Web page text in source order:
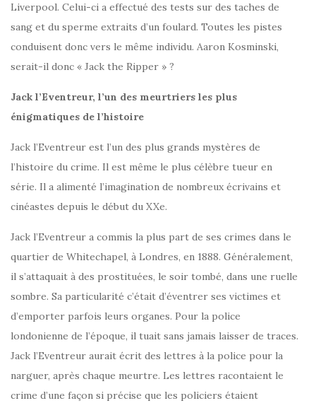
Liverpool. Celui-ci a effectué des tests sur des taches de
sang et du sperme extraits d’un foulard. Toutes les pistes
conduisent donc vers le même individu. Aaron Kosminski,
serait-il donc « Jack the Ripper » ?
Jack l’Eventreur, l’un des meurtriers les plus
énigmatiques de l’histoire
Jack l’Eventreur est l’un des plus grands mystères de
l’histoire du crime. Il est même le plus célèbre tueur en
série. Il a alimenté l’imagination de nombreux écrivains et
cinéastes depuis le début du XXe.
Jack l’Eventreur a commis la plus part de ses crimes dans le
quartier de Whitechapel, à Londres, en 1888. Généralement,
il s’attaquait à des prostituées, le soir tombé, dans une ruelle
sombre. Sa particularité c’était d’éventrer ses victimes et
d’emporter parfois leurs organes. Pour la police
londonienne de l’époque, il tuait sans jamais laisser de traces.
Jack l’Eventreur aurait écrit des lettres à la police pour la
narguer, après chaque meurtre. Les lettres racontaient le
crime d’une façon si précise que les policiers étaient